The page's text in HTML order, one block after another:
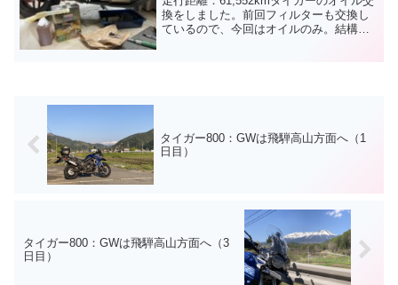
換をしました。前回フィルターも交換し
ているので、今回はオイルのみ。結構黒
タイガー800：GWは飛騨高山方面へ（1
日目）
タイガー800：GWは飛騨高山方面へ（3
日目）